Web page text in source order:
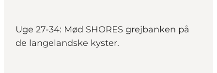
Uge 27-34: Mød SHORES grejbanken på
de langelandske kyster.